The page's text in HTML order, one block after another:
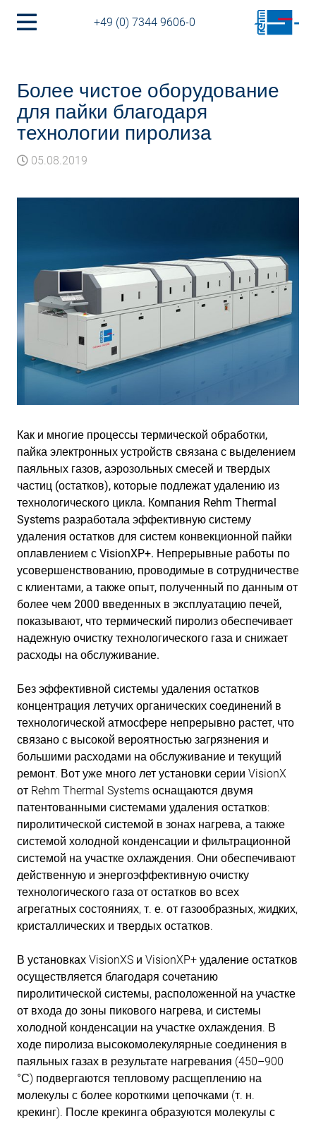
+49 (0) 7344 9606-0
Более чистое оборудование
для пайки благодаря
технологии пиролиза
05.08.2019
Как и многие процессы термической обработки,
пайка электронных устройств связана с выделением
паяльных газов, аэрозольных смесей и твердых
частиц (остатков), которые подлежат удалению из
технологического цикла. Компания Rehm Thermal
Systems разработала эффективную систему
удаления остатков для систем конвекционной пайки
оплавлением с VisionXP+. Непрерывные работы по
усовершенствованию, проводимые в сотрудничестве
с клиентами, а также опыт, полученный по данным от
более чем 2000 введенных в эксплуатацию печей,
показывают, что термический пиролиз обеспечивает
надежную очистку технологического газа и снижает
расходы на обслуживание.
Без эффективной системы удаления остатков
концентрация летучих органических соединений в
технологической атмосфере непрерывно растет, что
связано с высокой вероятностью загрязнения и
большими расходами на обслуживание и текущий
ремонт. Вот уже много лет установки серии VisionX
от Rehm Thermal Systems оснащаются двумя
патентованными системами удаления остатков:
пиролитической системой в зонах нагрева, а также
системой холодной конденсации и фильтрационной
системой на участке охлаждения. Они обеспечивают
действенную и энергоэффективную очистку
технологического газа от остатков во всех
агрегатных состояниях, т. е. от газообразных, жидких,
кристаллических и твердых остатков.
В установках VisionXS и VisionXP+ удаление остатков
осуществляется благодаря сочетанию
пиролитической системы, расположенной на участке
от входа до зоны пикового нагрева, и системы
холодной конденсации на участке охлаждения. В
ходе пиролиза высокомолекулярные соединения в
паяльных газах в результате нагревания (450–900
°С) подвергаются тепловому расщеплению на
молекулы с более короткими цепочками (т. н.
крекинг). После крекинга образуются молекулы с